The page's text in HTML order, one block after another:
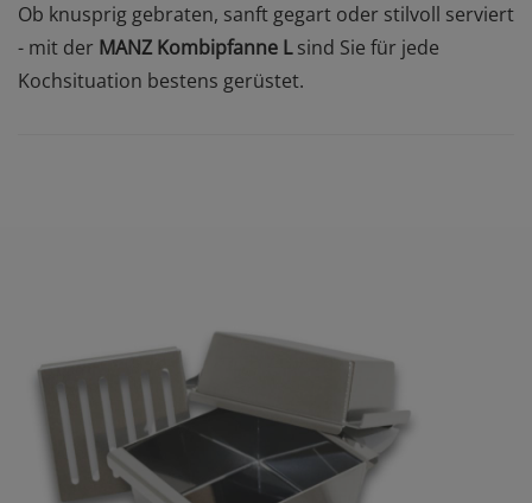
Ob knusprig gebraten, sanft gegart oder stilvoll serviert
- mit der MANZ Kombipfanne Lsind Sie für jede
Kochsituation bestens gerüstet.